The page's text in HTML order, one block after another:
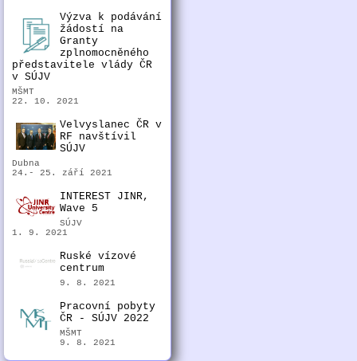
Výzva k podávání
žádostí na
Granty
zplnomocněného
představitele vlády ČR
v SÚJV
MŠMT
22. 10. 2021
Velvyslanec ČR v
RF navštívil
SÚJV
Dubna
24.- 25. září 2021
INTEREST JINR,
Wave 5
SÚJV
1. 9. 2021
Ruské vízové
centrum
9. 8. 2021
Pracovní pobyty
ČR - SÚJV 2022
MŠMT
9. 8. 2021